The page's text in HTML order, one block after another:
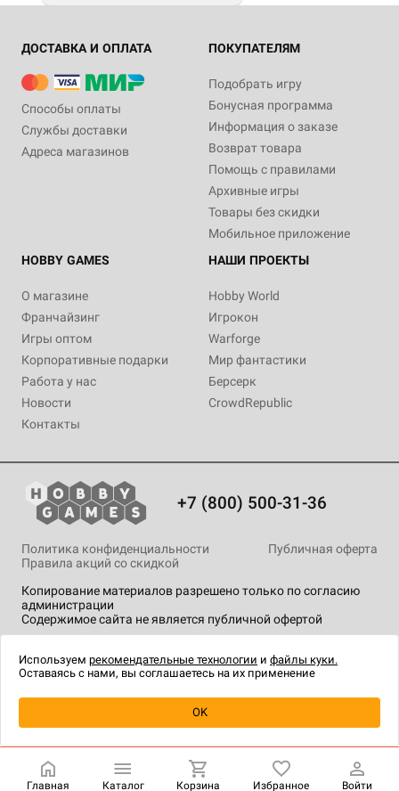
Уведомить о наличии
ДОСТАВКА И ОПЛАТА
Способы оплаты
Службы доставки
Адреса магазинов
ПОКУПАТЕЛЯМ
Подобрать игру
Бонусная программа
Информация о заказе
Возврат товара
Помощь с правилами
Архивные игры
Товары без скидки
Мобильное приложение
HOBBY GAMES
О магазине
Франчайзинг
Игры оптом
Корпоративные подарки
Работа у нас
Новости
Контакты
НАШИ ПРОЕКТЫ
Hobby World
Игрокон
Warforge
Мир фантастики
Берсерк
CrowdRepublic
+7 (800) 500-31-36
Копирование материалов разрешено только по согласию
администрации
Содержимое сайта не является публичной офертой
Политика конфиденциальности
Публичная оферта
Правила акций со скидкой
технологии.
Главная Каталог Корзина Избранное Войти
Используем рекомендательные технологии и файлы куки.
Оставаясь с нами, вы соглашаетесь на их применение
OK